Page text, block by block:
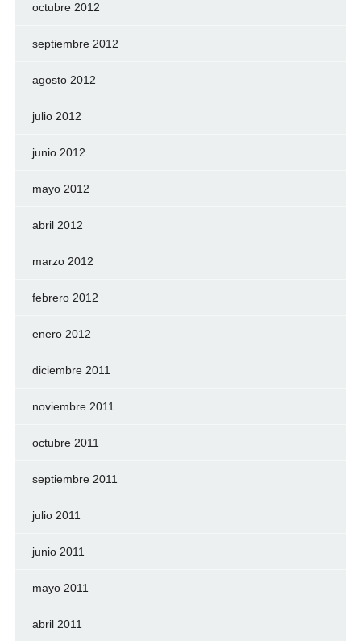
octubre 2012
septiembre 2012
agosto 2012
julio 2012
junio 2012
mayo 2012
abril 2012
marzo 2012
febrero 2012
enero 2012
diciembre 2011
noviembre 2011
octubre 2011
septiembre 2011
julio 2011
junio 2011
mayo 2011
abril 2011